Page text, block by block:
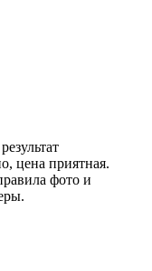
цена приятная.
фото и